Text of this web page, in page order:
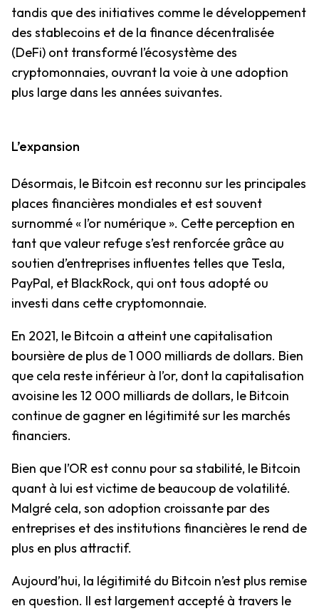
tandis que des initiatives comme le développement
des stablecoins et de la finance décentralisée
(DeFi) ont transformé l’écosystème des
cryptomonnaies, ouvrant la voie à une adoption
plus large dans les années suivantes.
L’expansion
Désormais, le Bitcoin est reconnu sur les principales
places financières mondiales et est souvent
surnommé « l’or numérique ». Cette perception en
tant que valeur refuge s’est renforcée grâce au
soutien d’entreprises influentes telles que Tesla,
PayPal, et BlackRock, qui ont tous adopté ou
investi dans cette cryptomonnaie.
En 2021, le Bitcoin a atteint une capitalisation
boursière de plus de 1 000 milliards de dollars. Bien
que cela reste inférieur à l’or, dont la capitalisation
avoisine les 12 000 milliards de dollars, le Bitcoin
continue de gagner en légitimité sur les marchés
financiers.
Bien que l’OR est connu pour sa stabilité, le Bitcoin
quant à lui est victime de beaucoup de volatilité.
Malgré cela, son adoption croissante par des
entreprises et des institutions financières le rend de
plus en plus attractif.
Aujourd’hui, la légitimité du Bitcoin n’est plus remise
en question. Il est largement accepté à travers le